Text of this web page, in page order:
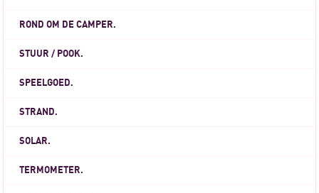
ROND OM DE CAMPER.
STUUR / POOK.
SPEELGOED.
STRAND.
SOLAR.
TERMOMETER.